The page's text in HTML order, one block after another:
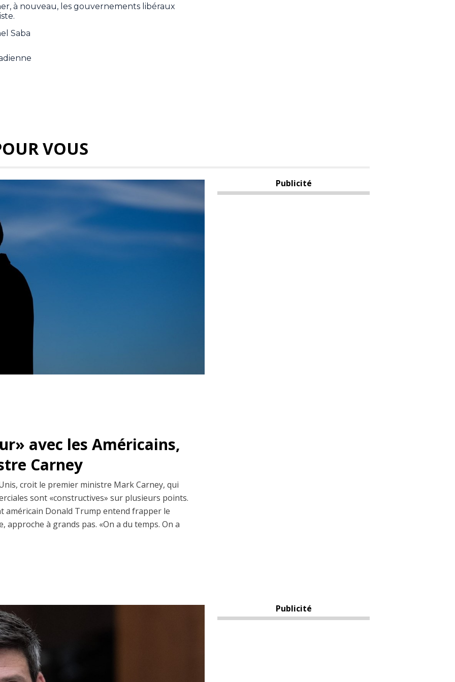
à nouveau, les gouvernements libéraux
Saba
VOUS
avec les Américains,
Carney
croit le premier ministre Mark Carney, qui
sont «constructives» sur plusieurs points.
américain Donald Trump entend frapper le
approche à grands pas. «On a du temps. On a
Publicité
Publicité